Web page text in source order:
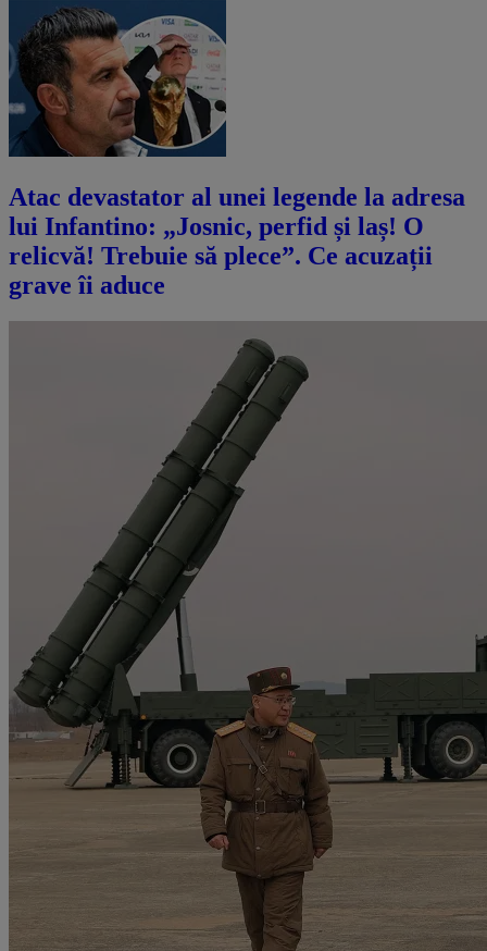
Atac devastator al unei legende la adresa
lui Infantino: „Josnic, perfid și laș! O
relicvă! Trebuie să plece”. Ce acuzații
grave îi aduce